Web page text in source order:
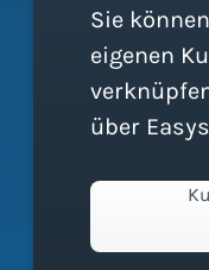
Sie
eigenen
über